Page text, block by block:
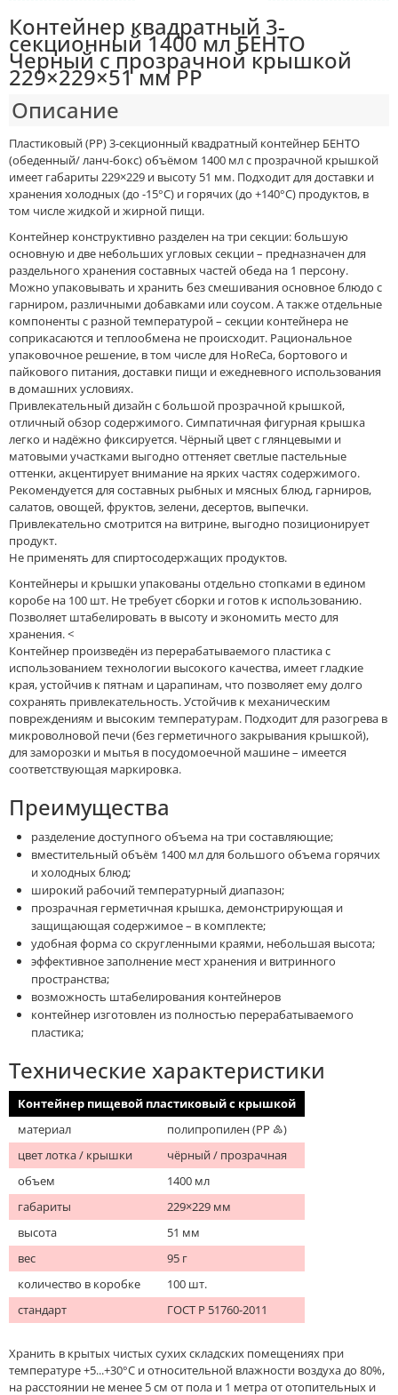
Контейнер квадратный 3-
секционный 1400 мл БЕНТО
Черный с прозрачной крышкой
229×229×51 мм PP
Описание
Пластиковый (PP) 3-секционный квадратный контейнер БЕНТО
(обеденный/ ланч-бокс) объёмом 1400 мл с прозрачной крышкой
имеет габариты 229×229 и высоту 51 мм. Подходит для доставки и
хранения холодных (до -15°С) и горячих (до +140°С) продуктов, в
том числе жидкой и жирной пищи.
Контейнер конструктивно разделен на три секции: большую
основную и две небольших угловых секции – предназначен для
раздельного хранения составных частей обеда на 1 персону.
Можно упаковывать и хранить без смешивания основное блюдо с
гарниром, различными добавками или соусом. А также отдельные
компоненты с разной температурой – секции контейнера не
соприкасаются и теплообмена не происходит. Рациональное
упаковочное решение, в том числе для HoReCa, бортового и
пайкового питания, доставки пищи и ежедневного использования
в домашних условиях.
Привлекательный дизайн с большой прозрачной крышкой,
отличный обзор содержимого. Симпатичная фигурная крышка
легко и надёжно фиксируется. Чёрный цвет с глянцевыми и
матовыми участками выгодно оттеняет светлые пастельные
оттенки, акцентирует внимание на ярких частях содержимого.
Рекомендуется для составных рыбных и мясных блюд, гарниров,
салатов, овощей, фруктов, зелени, десертов, выпечки.
Привлекательно смотрится на витрине, выгодно позиционирует
продукт.
Не применять для спиртосодержащих продуктов.
Контейнеры и крышки упакованы отдельно стопками в едином
коробе на 100 шт. Не требует сборки и готов к использованию.
Позволяет штабелировать в высоту и экономить место для
хранения. <
Контейнер произведён из перерабатываемого пластика с
использованием технологии высокого качества, имеет гладкие
края, устойчив к пятнам и царапинам, что позволяет ему долго
сохранять привлекательность. Устойчив к механическим
повреждениям и высоким температурам. Подходит для разогрева в
микроволновой печи (без герметичного закрывания крышкой),
для заморозки и мытья в посудомоечной машине – имеется
соответствующая маркировка.
Преимущества
разделение доступного объема на три составляющие;
вместительный объём 1400 мл для большого объема горячих
и холодных блюд;
широкий рабочий температурный диапазон;
прозрачная герметичная крышка, демонстрирующая и
защищающая содержимое – в комплекте;
удобная форма со скругленными краями, небольшая высота;
эффективное заполнение мест хранения и витринного
пространства;
возможность штабелирования контейнеров
контейнер изготовлен из полностью перерабатываемого
пластика;
Технические характеристики
Контейнер пищевой пластиковый с крышкой
материал
полипропилен (PP ♷)
цвет лотка / крышки
чёрный / прозрачная
объем
1400 мл
габариты
229×229 мм
высота
51 мм
вес
95 г
количество в коробке
100 шт.
стандарт
ГОСТ Р 51760-2011
Хранить в крытых чистых сухих складских помещениях при
температуре +5...+30°С и относительной влажности воздуха до 80%,
на расстоянии не менее 5 см от пола и 1 метра от отопительных и